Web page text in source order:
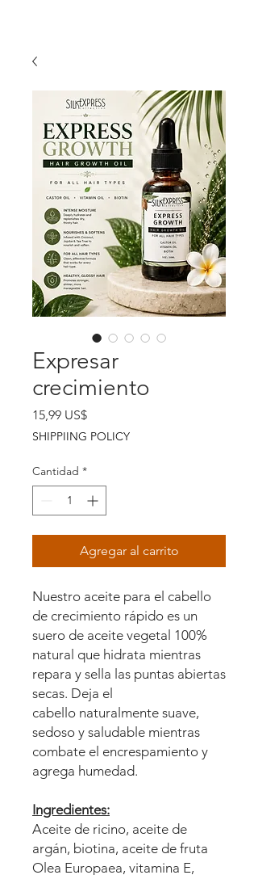
Expresar
crecimiento
15,99 US$Precio
SHIPPIING POLICY
Cantidad *
Agregar al carrito
Nuestro aceite para el cabello
de crecimiento rápido es un
suero de aceite vegetal 100%
natural que hidrata mientras
repara y sella las puntas abiertas
secas. Deja el
cabello naturalmente suave,
sedoso y saludable mientras
combate el encrespamiento y
agrega humedad.
Ingredientes:
Aceite de ricino, aceite de
argán, biotina, aceite de fruta
Olea Europaea, vitamina E,